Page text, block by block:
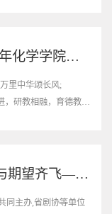
唐敖庆先生诞辰100周年化学学院系列纪念活动-“我的成长，先人引领”唐敖庆班师生座谈会
里中华颂长风;
，研教相融，育德教人
青春与活力并重 梦想与期望齐飞—记化学学院第七届大学生戏剧节 喜获佳绩
同主办,省剧协等单位